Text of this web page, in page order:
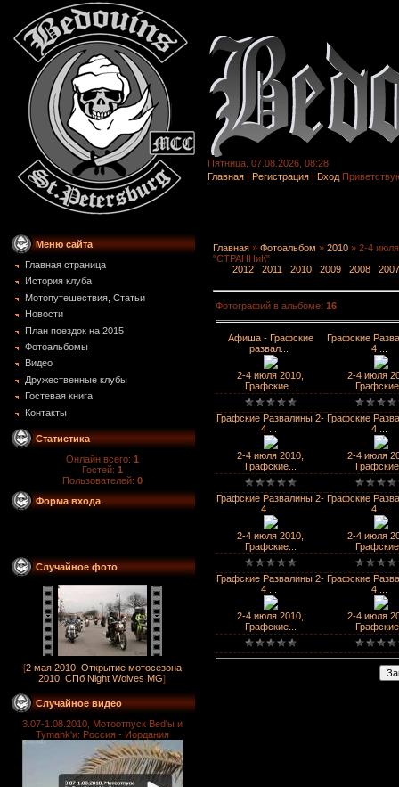
Пятница, 07.08.2026, 08:28
Главная | Регистрация | Вход
Меню сайта
Главная страница
История клуба
Мотопутешествия, Статьи
Новости
План поездок на 2015
Фотоальбомы
Видео
Дружественные клубы
Гостевая книга
Контакты
Статистика
Онлайн всего: 1
Гостей: 1
Пользователей: 0
Форма входа
Случайное фото
[2 мая 2010, Открытие мотосезона
2010, СПб Night Wolves MG]
Случайное видео
3.07-1.08.2010, Мотоотпуск Bed'ы и
Tymank'и: Россия - Иордания
Главная » Фотоальбом » 2010 » 2-4
"СТРАННиК"
2012
2011 2010 2009 2008
Фотографий в альбоме: 16
Aфиша - Графские
развал...
2-4 июля 2010,
Графские...
Графские
4 ...
2-4 июля
Графские Развалины 2-
4 ...
2-4 июля 2010,
Графские...
Графские
4 ...
2-4 июля
Графские Развалины 2-
4 ...
2-4 июля 2010,
Графские...
Графские
4 ...
2-4 июля
Графские Развалины 2-
4 ...
2-4 июля 2010,
Графские...
Графские
4 ...
2-4 июля